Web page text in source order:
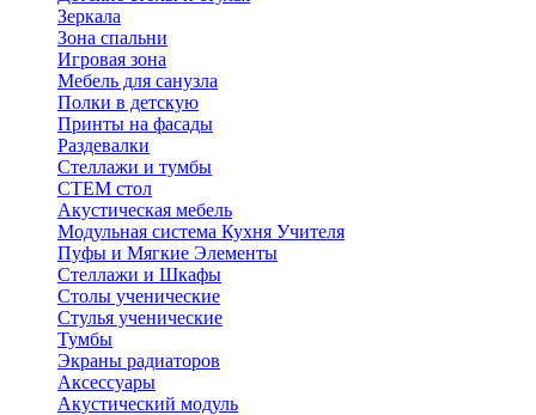
Зеркала
Зона спальни
Игровая зона
Мебель для санузла
Полки в детскую
Принты на фасады
Раздевалки
Стеллажи и тумбы
СТЕМ стол
Акустическая мебель
Модульная система Кухня Учителя
Пуфы и Мягкие Элементы
Стеллажи и Шкафы
Столы ученические
Стулья ученические
Тумбы
Экраны радиаторов
Аксессуары
Акустический модуль